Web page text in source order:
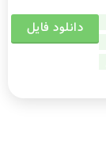
دانلود فایل